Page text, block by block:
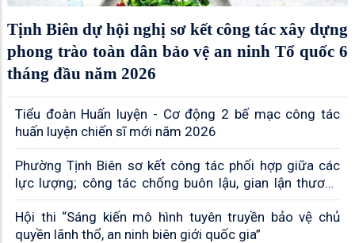
Tịnh Biên dự hội nghị sơ kết công tác xây dựng
phong trào toàn dân bảo vệ an ninh Tổ quốc 6
tháng đầu năm 2026
Tiểu đoàn Huấn luyện - Cơ động 2 bế mạc công tác
huấn luyện chiến sĩ mới năm 2026
Phường Tịnh Biên sơ kết công tác phối hợp giữa các
lực lượng; công tác chống buôn lậu, gian lận thương
mại và hàng giả
Hội thi “Sáng kiến mô hình tuyên truyền bảo vệ chủ
quyền lãnh thổ, an ninh biên giới quốc gia”